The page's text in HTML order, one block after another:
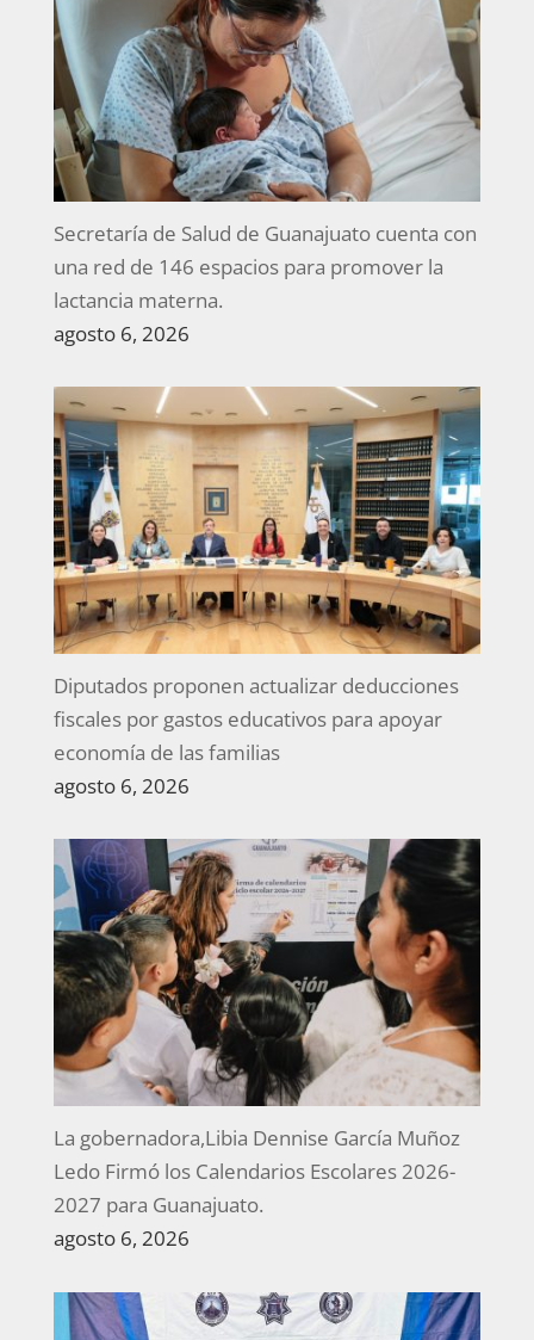
Secretaría de Salud de Guanajuato cuenta con
una red de 146 espacios para promover la
lactancia materna.
agosto 6, 2026
Diputados proponen actualizar deducciones
fiscales por gastos educativos para apoyar
economía de las familias
agosto 6, 2026
La gobernadora,Libia Dennise García Muñoz
Ledo Firmó los Calendarios Escolares 2026-
2027 para Guanajuato.
agosto 6, 2026